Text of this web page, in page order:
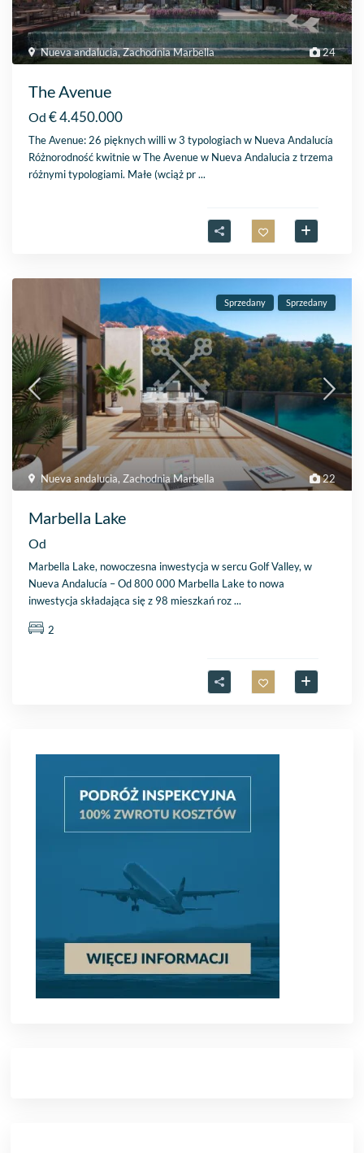
24
Nueva andalucia,Zachodnia Marbella
The Avenue
Od € 4.450.000
The Avenue: 26 pięknych willi w 3 typologiach w Nueva Andalucía
Różnorodność kwitnie w The Avenue w Nueva Andalucia z trzema
różnymi typologiami. Małe (wciąż pr...
22
Nueva andalucia,Zachodnia Marbella
Sprzedany Sprzedany
Marbella Lake
Od
Marbella Lake, nowoczesna inwestycja w sercu Golf Valley, w
Nueva Andalucía – Od 800 000 Marbella Lake to nowa
inwestycja składająca się z 98 mieszkań roz...
2